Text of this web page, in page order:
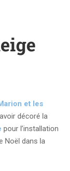
et les
décoré la
pour l’installation
Noël dans la